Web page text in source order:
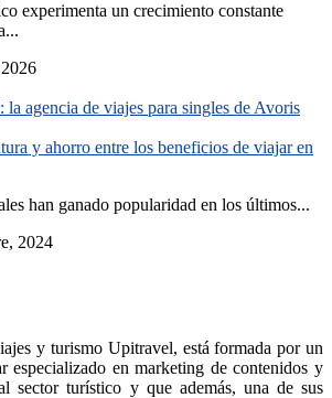
experimenta un crecimiento constante
y ahorro entre los beneficios de viajar en
han ganado popularidad en los últimos...
2024
y turismo Upitravel, está formada por un
especializado en marketing de contenidos y
sector turístico y que además, una de sus